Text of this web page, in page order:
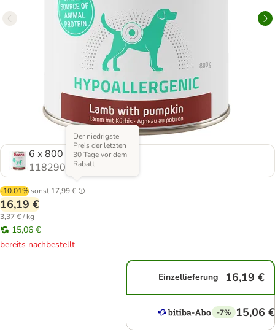
6 x 800 g
1182907.1
-10.01%sonst17,99 €
Der niedrigste
Preis der letzten
30 Tage vor dem
Rabatt
16,19 €
3,37 € / kg
15,06 €
bereits nachbestellt
Einzellieferung 16,19 €
-7% 15,06 €